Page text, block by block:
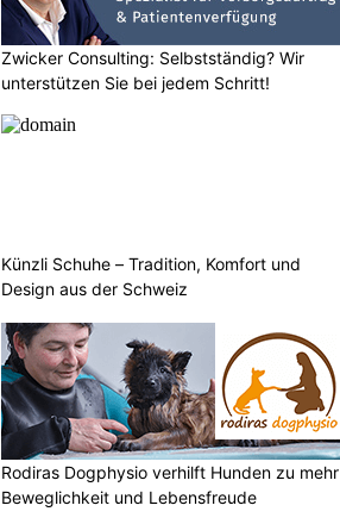
Zwicker Consulting: Selbstständig? Wir
unterstützen Sie bei jedem Schritt!
Künzli Schuhe – Tradition, Komfort und
Design aus der Schweiz
Rodiras Dogphysio verhilft Hunden zu mehr
Beweglichkeit und Lebensfreude